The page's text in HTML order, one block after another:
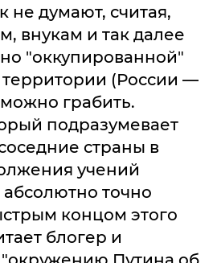
не думают, считая,
внукам и так далее
"оккупированной"
(России —
грабить.
подразумевает
страны в
учений
точно
концом этого
блогер и